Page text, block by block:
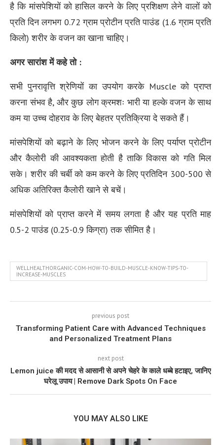
है कि मांसपेशियों को हासिल करने के लिए प्रशिक्षण लेने वालों को
प्रति दिन लगभग 0.72 ग्राम प्रोटीन प्रति पाउंड (1.6 ग्राम प्रति
किलो) शरीर के वजन का खाना चाहिए।
अगर सारांश में कहे तो :
सभी पुनरावृत्ति श्रेणियों का उपयोग करके Muscle को प्राप्त
करना संभव है, और कुछ लोग क्रमशः भारी या हल्के वजन के साथ
कम या उच्च दोहराव के लिए बेहतर प्रतिक्रिया दे सकते हैं।
मांसपेशियों को बढ़ाने के लिए भोजन करने के लिए पर्याप्त प्रोटीन
और कैलोरी की आवश्यकता होती है ताकि विकास को गति मिल
सके। शरीर की चर्बी को कम करने के लिए प्रतिदिन 300-500 से
अधिक अतिरिक्त कैलोरी खाने से बचें।
मांसपेशियों को प्राप्त करने में समय लगता है और यह प्रति माह
0.5-2 पाउंड (0.25-0.9 किग्रा) तक सीमित है।
WELLHEALTHORGANIC-COM-HOW-TO-BUILD-MUSCLE-KNOW-TIPS-TO-
INCREASE-MUSCLES
previous post
Transforming Patient Care with Advanced Techniques
and Personalized Treatment Plans
next post
Lemon juice की मदद से आसानी से अपने चेहरे के काले धब्बे हटाइए, जानिए
घरेलू उपाय | Remove Dark Spots On Face
YOU MAY ALSO LIKE